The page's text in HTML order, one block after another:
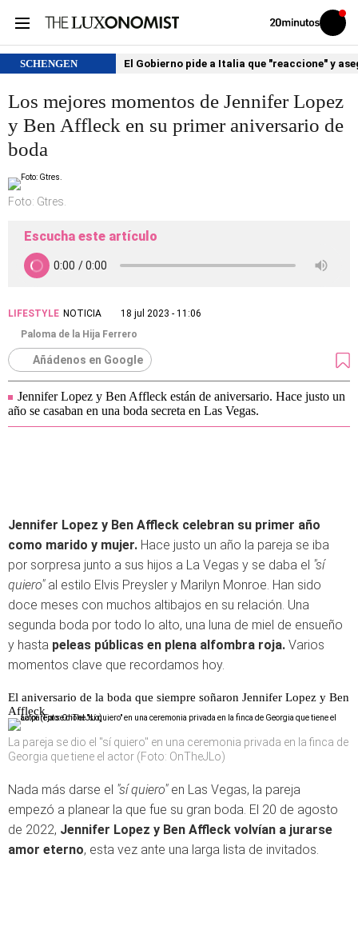
Volver
Iniciar
sesión
SCHENGEN El Gobierno pide a Italia que "reaccione" y
Los mejores momentos de Jennifer Lopez
y Ben Affleck en su primer aniversario de
boda
Foto: Gtres.
Escucha este artículo
LIFESTYLE NOTICIA
18 jul 2023 - 11:06
Paloma de la Hija Ferrero
Añádenos en Google
Jennifer Lopez y Ben Affleck están de aniversario. Hace justo un
año se casaban en una boda secreta en Las Vegas.
Jennifer Lopez y Ben Affleck celebran su primer año
como marido y mujer. Hace justo un año la pareja se iba
por sorpresa junto a sus hijos a La Vegas y se daba el "sí
quiero" al estilo Elvis Preysler y Marilyn Monroe. Han sido
doce meses con muchos altibajos en su relación. Una
segunda boda por todo lo alto, una luna de miel de ensueño
y hasta peleas públicas en plena alfombra roja. Varios
momentos clave que recordamos hoy.
El aniversario de la boda que siempre soñaron Jennifer Lopez y Ben
Affleck
La pareja se dio el "sí quiero" en una ceremonia privada en la finca de
Georgia que tiene el actor (Foto: OnTheJLo)
Nada más darse el "sí quiero"en Las Vegas, la pareja
empezó a planear la que fue su gran boda. El 20 de agosto
de 2022, Jennifer Lopez y Ben Affleck volvían a jurarse
amor eterno, esta vez ante una larga lista de invitados.